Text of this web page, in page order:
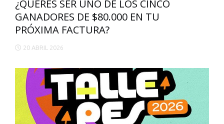
¿QUERÉS SER UNO DE LOS CINCO
GANADORES DE $80.000 EN TU
PRÓXIMA FACTURA?
20 ABRIL 2026